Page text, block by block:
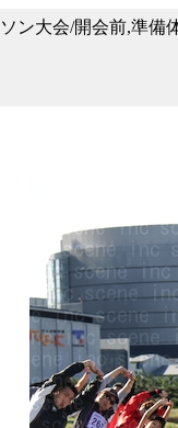
ン大会/開会前,準備